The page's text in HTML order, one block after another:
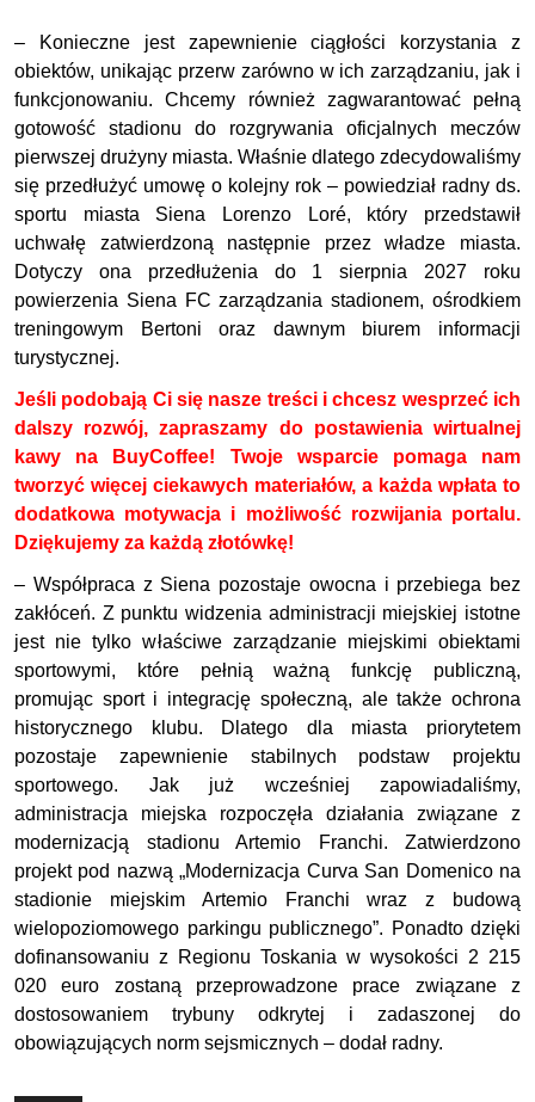
– Konieczne jest zapewnienie ciągłości korzystania z
obiektów, unikając przerw zarówno w ich zarządzaniu, jak i
funkcjonowaniu. Chcemy również zagwarantować pełną
gotowość stadionu do rozgrywania oficjalnych meczów
pierwszej drużyny miasta. Właśnie dlatego zdecydowaliśmy
się przedłużyć umowę o kolejny rok – powiedział radny ds.
sportu miasta Siena Lorenzo Loré, który przedstawił
uchwałę zatwierdzoną następnie przez władze miasta.
Dotyczy ona przedłużenia do 1 sierpnia 2027 roku
powierzenia Siena FC zarządzania stadionem, ośrodkiem
treningowym Bertoni oraz dawnym biurem informacji
turystycznej.
Jeśli podobają Ci się nasze treści i chcesz wesprzeć ich
dalszy rozwój, zapraszamy do postawienia wirtualnej
kawy na BuyCoffee! Twoje wsparcie pomaga nam
tworzyć więcej ciekawych materiałów, a każda wpłata to
dodatkowa motywacja i możliwość rozwijania portalu.
Dziękujemy za każdą złotówkę!
– Współpraca z Siena pozostaje owocna i przebiega bez
zakłóceń. Z punktu widzenia administracji miejskiej istotne
jest nie tylko właściwe zarządzanie miejskimi obiektami
sportowymi, które pełnią ważną funkcję publiczną,
promując sport i integrację społeczną, ale także ochrona
historycznego klubu. Dlatego dla miasta priorytetem
pozostaje zapewnienie stabilnych podstaw projektu
sportowego. Jak już wcześniej zapowiadaliśmy,
administracja miejska rozpoczęła działania związane z
modernizacją stadionu Artemio Franchi. Zatwierdzono
projekt pod nazwą „Modernizacja Curva San Domenico na
stadionie miejskim Artemio Franchi wraz z budową
wielopoziomowego parkingu publicznego”. Ponadto dzięki
dofinansowaniu z Regionu Toskania w wysokości 2 215
020 euro zostaną przeprowadzone prace związane z
dostosowaniem trybuny odkrytej i zadaszonej do
obowiązujących norm sejsmicznych – dodał radny.